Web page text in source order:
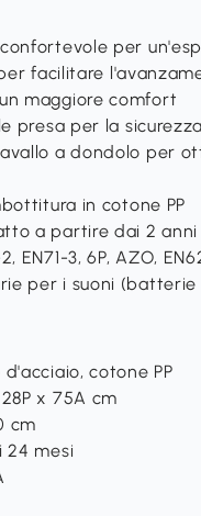
per
facilitare
maggiore comfort
presa per la sicurezza
a dondolo per
in cotone PP
a partire dai 2
EN71-3, 6P, AZO,
per i suoni (batterie
d'acciaio, cotone PP
x 75A cm
cm
24 mesi